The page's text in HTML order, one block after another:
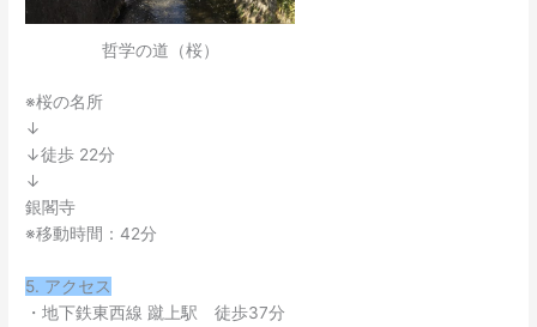
哲学の道（桜）
※桜の名所
↓
↓徒歩 22分
↓
銀閣寺
※移動時間：42分
5. アクセス
・地下鉄東西線 蹴上駅 徒歩37分